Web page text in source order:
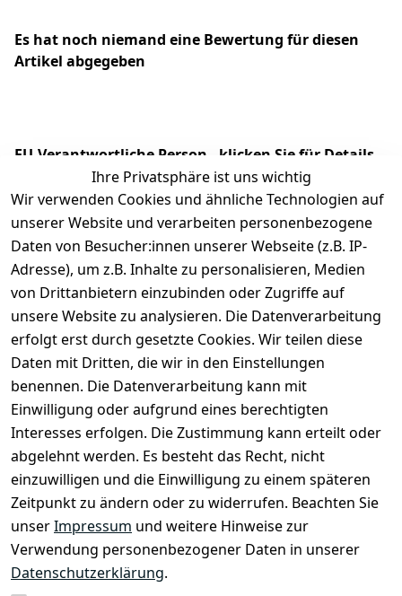
Es hat noch niemand eine Bewertung für diesen
Artikel abgegeben
EU-Verantwortliche Person - klicken Sie für Details
Ihre Privatsphäre ist uns wichtig
Wir verwenden Cookies und ähnliche Technologien auf
unserer Website und verarbeiten personenbezogene
Daten von Besucher:innen unserer Webseite (z.B. IP-
Adresse), um z.B. Inhalte zu personalisieren, Medien
von Drittanbietern einzubinden oder Zugriffe auf
unsere Website zu analysieren. Die Datenverarbeitung
erfolgt erst durch gesetzte Cookies. Wir teilen diese
Daten mit Dritten, die wir in den Einstellungen
benennen. Die Datenverarbeitung kann mit
Einwilligung oder aufgrund eines berechtigten
Interesses erfolgen. Die Zustimmung kann erteilt oder
abgelehnt werden. Es besteht das Recht, nicht
einzuwilligen und die Einwilligung zu einem späteren
Zeitpunkt zu ändern oder zu widerrufen. Beachten Sie
unserImpressum und weitere Hinweise zur
Verwendung personenbezogener Daten in unserer
Datenschutzerklärung.
Rechtliches
Impressum
Datenschutze
rklärung
Barrierefreihe
itserklärung
Widerrufsrec
ht
Services
Registrieren